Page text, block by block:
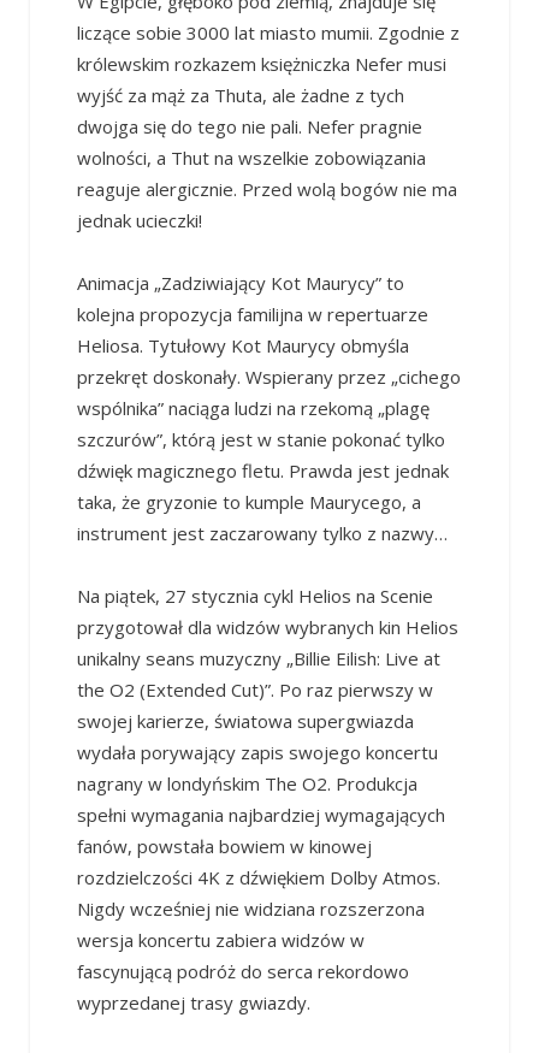
liczące sobie 3000 lat miasto mumii. Zgodnie z
królewskim rozkazem księżniczka Nefer musi
wyjść za mąż za Thuta, ale żadne z tych
dwojga się do tego nie pali. Nefer pragnie
wolności, a Thut na wszelkie zobowiązania
reaguje alergicznie. Przed wolą bogów nie ma
jednak ucieczki!
Animacja „Zadziwiający Kot Maurycy” to
kolejna propozycja familijna w repertuarze
Heliosa. Tytułowy Kot Maurycy obmyśla
przekręt doskonały. Wspierany przez „cichego
wspólnika” naciąga ludzi na rzekomą „plagę
szczurów”, którą jest w stanie pokonać tylko
dźwięk magicznego fletu. Prawda jest jednak
taka, że gryzonie to kumple Maurycego, a
instrument jest zaczarowany tylko z nazwy…
Na piątek, 27 stycznia cykl Helios na Scenie
przygotował dla widzów wybranych kin Helios
unikalny seans muzyczny „Billie Eilish: Live at
the O2 (Extended Cut)”. Po raz pierwszy w
swojej karierze, światowa supergwiazda
wydała porywający zapis swojego koncertu
nagrany w londyńskim The O2. Produkcja
spełni wymagania najbardziej wymagających
fanów, powstała bowiem w kinowej
rozdzielczości 4K z dźwiękiem Dolby Atmos.
Nigdy wcześniej nie widziana rozszerzona
wersja koncertu zabiera widzów w
fascynującą podróż do serca rekordowo
wyprzedanej trasy gwiazdy.